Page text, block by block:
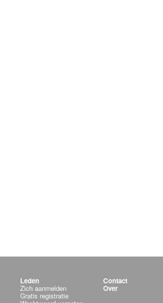
Leden
Zich aanmelden
Gratis registratie
Contact
Over